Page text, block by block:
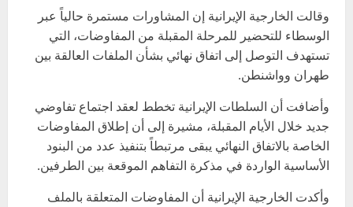
وقالت الخارجية الإيرانية إن المشاورات مستمرة حالياً عبر
الوسطاء للتحضير للمرحلة المقبلة من المفاوضات، التي
تستهدف التوصل إلى اتفاق نهائي بشأن الملفات العالقة بين
طهران وواشنطن.
وأضافت أن السلطات الإيرانية تخطط لعقد اجتماع تفاوضي
جديد خلال الأيام المقبلة، مشيرة إلى أن إطلاق المفاوضات
الخاصة بالاتفاق النهائي يبقى مرتبطاً بتنفيذ عدد من البنود
الأساسية الواردة في مذكرة التفاهم الموقعة بين الطرفين.
وأكدت الخارجية الإيرانية أن المفاوضات المتعلقة بالملف